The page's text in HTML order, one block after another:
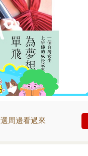
周邊看過來